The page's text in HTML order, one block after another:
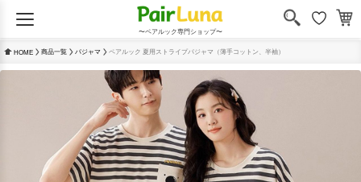
〜ペアルック専門ショップ〜
HOME 商品一覧 パジャマ ペアルック 夏用ストライプパジャマ（薄手コットン、半袖）